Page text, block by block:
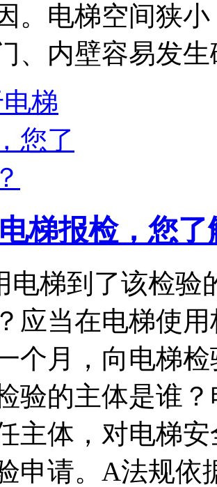
。电梯空间狭
、内壁容易发
梯报检，您了
电梯到了该检验
应当在电梯使
个月，向电梯
验的主体是谁
主体，对电梯
申请。A法规依